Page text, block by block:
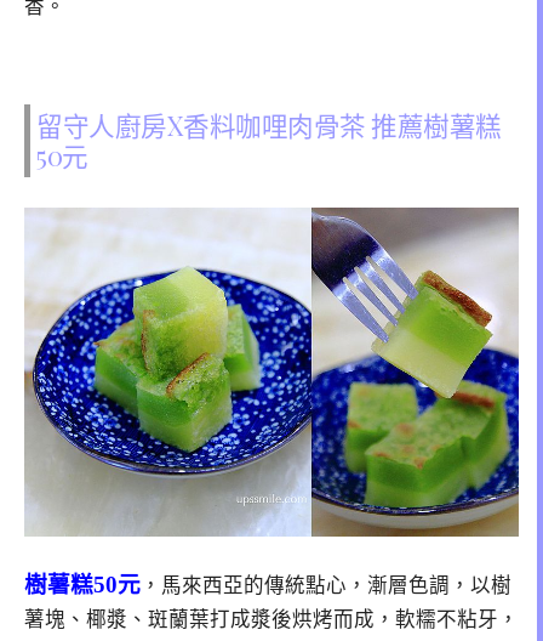
香。
留守人廚房X香料咖哩肉骨茶 推薦樹薯糕
50元
樹薯糕50元 ，馬來西亞的傳統點心，漸層色調，以樹
薯塊、椰漿、斑蘭葉打成漿後烘烤而成，軟糯不粘牙，